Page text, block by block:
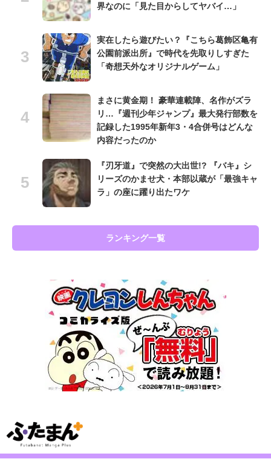
界なのに「見た目からしてヤバイ…」
実在したら遊びたい？『こちら葛飾区亀有
公園前派出所』で時代を先取りしすぎた
「奇想天外なオリジナルゲーム」
まさに黄金期！ 豪華連載陣、名作がズラ
リ…『週刊少年ジャンプ』最大発行部数を
記録した1995年新年3・4合併号はどんな
内容だったのか
『刃牙道』で突然の大出世!? 『バキ』シ
リーズのかませ犬・本部以蔵が「最強キャ
ラ」の座に躍り出たワケ
ランキング一覧